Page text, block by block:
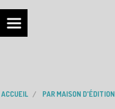
ACCUEIL PAR MAISON D'ÉDITION